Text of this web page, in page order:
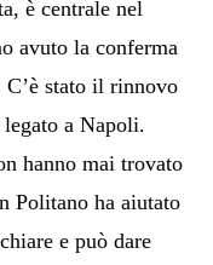
è centrale nel
avuto la conferma
C’è stato il rinnovo
a Napoli.
hanno mai trovato
Politano ha aiutato
e può dare